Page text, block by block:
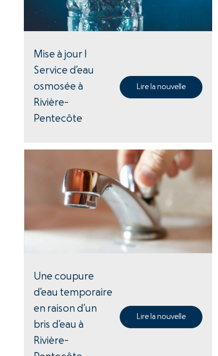
Mise à jour |
Service d’eau
osmosée à
Rivière-
Pentecôte
Lire la nouvelle
Une coupure
d’eau temporaire
en raison d’un
bris d’eau à
Rivière-
Lire la nouvelle